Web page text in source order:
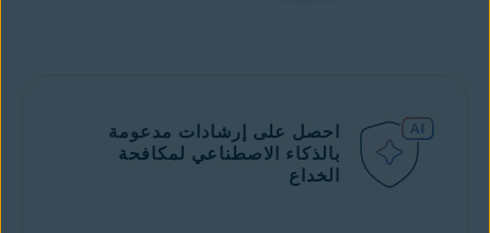
احصل على إرشادات مدعومة
بالذكاء الاصطناعي لمكافحة
الخداع